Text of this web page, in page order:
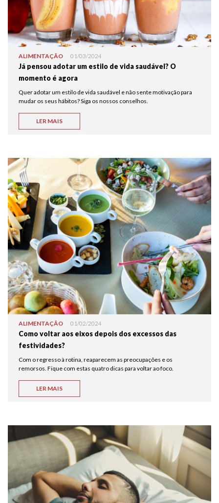
ALIMENTAÇÃO 01/03/2024
Já pensou adotar um estilo de vida saudável? O
momento é agora
Quer adotar um estilo de vida saudável e não sente motivação para
mudar os seus hábitos? Siga os nossos conselhos.
LER MAIS
ALIMENTAÇÃO 01/02/2024
Como voltar aos eixos depois dos excessos das
festividades?
Com o regresso à rotina, reaparecem as preocupações e os
remorsos. Fique com estas quatro dicas para voltar ao foco.
LER MAIS